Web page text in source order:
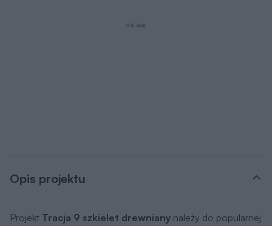
REKLAMA
Opis projektu
Projekt Tracja 9 szkielet drewniany należy do popularnej